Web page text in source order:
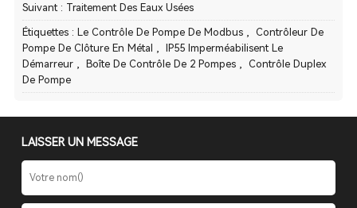
Suivant : Traitement Des Eaux Usées
Étiquettes : Le Contrôle De Pompe De Modbus,
Contrôleur De
Pompe De Clôture En Métal
IP55 Imperméabilisent Le
Démarreur, Boîte De Contrôle De 2 Pompes,
Contrôle Duplex
De Pompe
LAISSER UN MESSAGE